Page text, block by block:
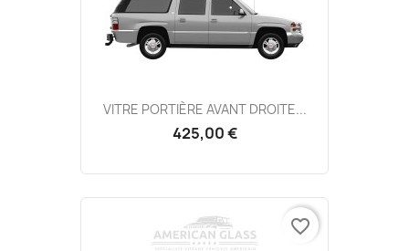
VITRE PORTIÈRE AVANT DROITE...
425,00 €
favorite_border